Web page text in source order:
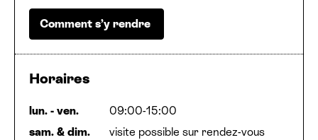
Comment s’y rendre
Horaires
lun. - ven.
09:00-15:00
sam. & dim. visite possible sur rendez-vous